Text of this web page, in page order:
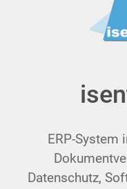
ERP-System
Datenschutz,